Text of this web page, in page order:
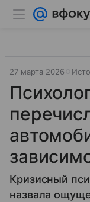
27 марта 2026
Кризисный
назвала